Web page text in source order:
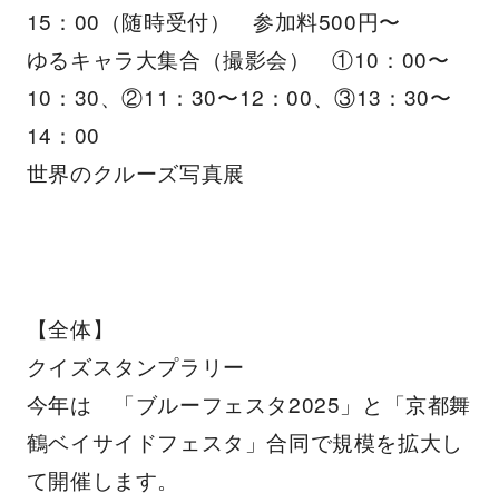
15：00（随時受付） 参加料500円〜
ゆるキャラ大集合（撮影会） ①10：00〜
10：30、②11：30〜12：00、③13：30〜
14：00
世界のクルーズ写真展
【全体】
クイズスタンプラリー
今年は 「ブルーフェスタ2025」と「京都舞
鶴ベイサイドフェスタ」合同で規模を拡大し
て開催します。